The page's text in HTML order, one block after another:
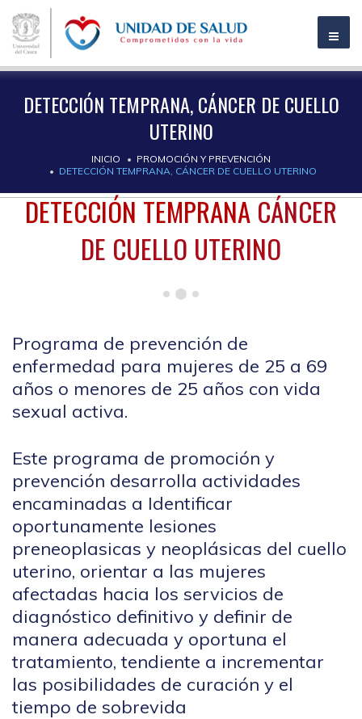
DETECCIÓN TEMPRANA, CÁNCER DE CUELLO
UTERINO
INICIO
PROMOCIÓN Y PREVENCIÓN
DETECCIÓN TEMPRANA, CÁNCER DE CUELLO UTERINO
DETECCIÓN TEMPRANACÁNCER
DE CUELLO UTERINO
Programa de prevención de
enfermedad para mujeres de 25 a 69
años o menores de 25 años con vida
sexual activa.
Este programa de promoción y
prevención desarrolla actividades
encaminadas a Identificar
oportunamente lesiones
preneoplasicas y neoplásicas del cuello
uterino, orientar a las mujeres
afectadas hacia los servicios de
diagnóstico definitivo y definir de
manera adecuada y oportuna el
tratamiento, tendiente a incrementar
las posibilidades de curación y el
tiempo de sobrevida